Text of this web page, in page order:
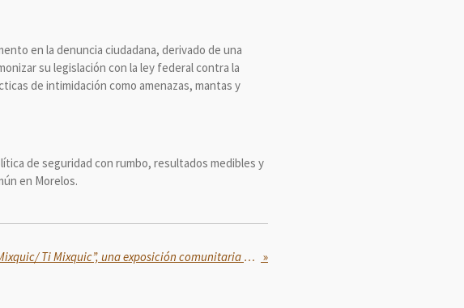
en la denuncia ciudadana, derivado de una
su legislación con la ley federal contra la
de intimidación como amenazas, mantas y
de seguridad con rumbo, resultados medibles y
en Morelos.
“Somos Mixquic/ Ti Mixquic”, una exposición comunitaria de memoria, identidad y territorio »